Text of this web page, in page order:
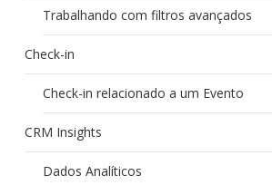
Trabalhando com filtros avançados
Check-in
Check-in relacionado a um Evento
CRM Insights
Dados Analíticos